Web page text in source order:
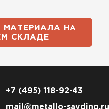
МАТЕРИАЛА НА
СКЛАДЕ
+7 (495) 118-92-43
mail@metallo-sayding.ru